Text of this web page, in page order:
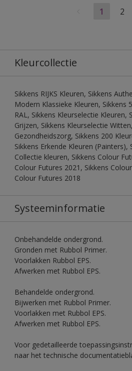
1 2
Kleurcollectie
Sikkens RIJKS Kleuren, Sikkens
Modern Klassieke Kleuren, Sikkens
RAL, Sikkens Kleurselectie Kleuren,
Grijzen, Sikkens Kleurselectie
Gezondheidszorg, Sikkens 200
Sikkens Erkende Kleuren (Painters),
Collectie kleuren, Sikkens Colour
Colour Futures 2021, Sikkens
Colour Futures 2018
Systeeminformatie
Onbehandelde ondergrond.
Gronden met Rubbol Primer.
Voorlakken Rubbol EPS.
Afwerken met Rubbol EPS.
Behandelde ondergrond.
Bijwerken met Rubbol Primer.
Voorlakken met Rubbol EPS.
Afwerken met Rubbol EPS.
Voor gedetailleerde
naar het technische